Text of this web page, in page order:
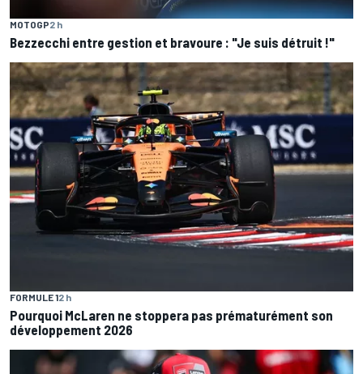
MOTOGP2 h
Bezzecchi entre gestion et bravoure : "Je suis détruit !"
FORMULE 12 h
Pourquoi McLaren ne stoppera pas prématurément son
développement 2026